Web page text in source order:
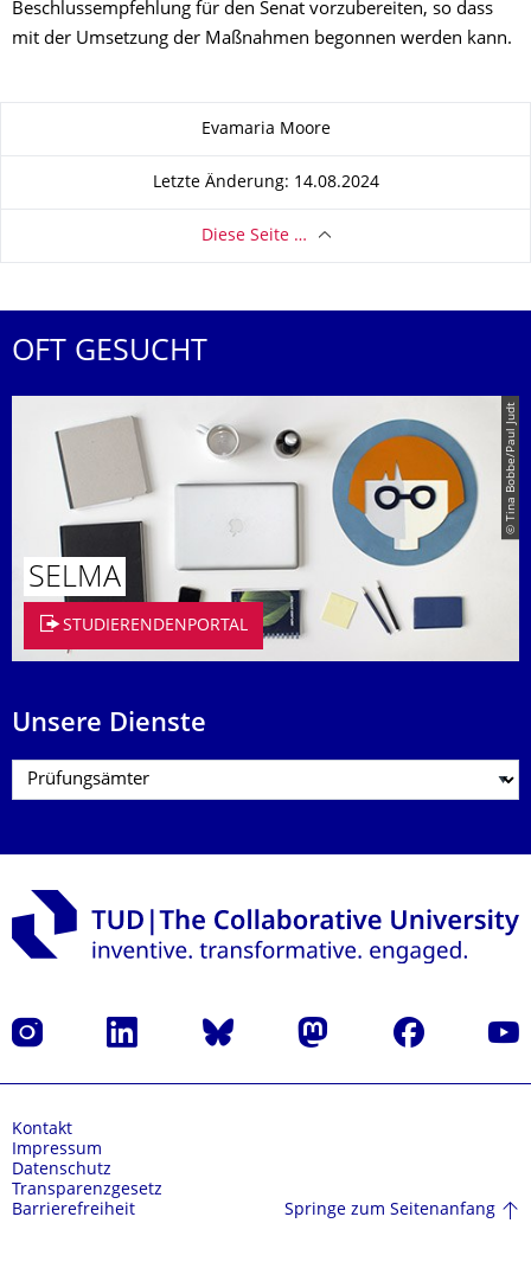
Beschlussempfehlung für den Senat vorzubereiten, so dass
mit der Umsetzung der Maßnahmen begonnen werden kann.
Evamaria Moore
Letzte Änderung: 14.08.2024
Diese Seite …
OFT GESUCHT
© Tina Bobbe/Paul Judt
SELMA
STUDIERENDENPORTAL
Unsere Dienste
Instagram LinkedIn Bluesky Mastodon Facebook
Kontakt
Impressum
Datenschutz
Transparenzgesetz
Barrierefreiheit
Springe zum Seitenanfang